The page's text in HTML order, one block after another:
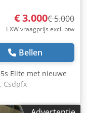
€ 3.000€ 5.000
EXW vraagprijs excl. btw
Bellen
Elite met nieuwe
Csdpfx